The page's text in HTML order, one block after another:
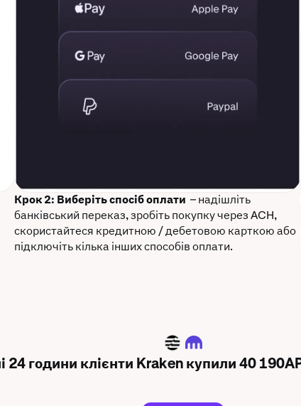
Крок 2: Виберіть спосіб оплати – надішліть
банківський переказ, зробіть покупку через ACH,
скористайтеся кредитною / дебетовою карткою або
підключіть кілька інших способів оплати.
APT
24 години клієнти Kraken купили 40